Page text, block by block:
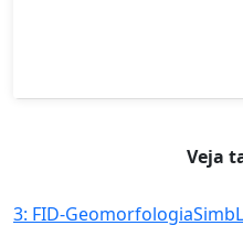
Veja